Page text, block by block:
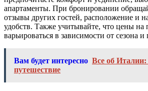
апартаменты. При бронировании
отзывы других гостей, расположение и
удобств. Также учитывайте, что цены на
варьироваться в зависимости от сезона
Вам будет интересно Все об Италии:
путешествие